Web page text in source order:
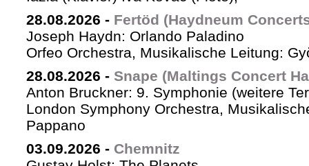
28.08.2026 - Fertöd (Haydneum
Joseph Haydn: Orlando Paladino
Orfeo Orchestra, Musikalische Leitung:
28.08.2026 - Snape (Maltings Concert
Anton Bruckner: 9. Symphonie (weitere
London Symphony Orchestra,
Pappano
03.09.2026 - Chemnitz